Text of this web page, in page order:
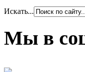
Искать...
Мы в